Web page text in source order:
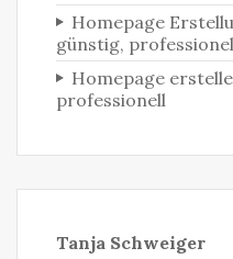
Homepage
günstig,
Homepage
professionell
Tanja Schweiger